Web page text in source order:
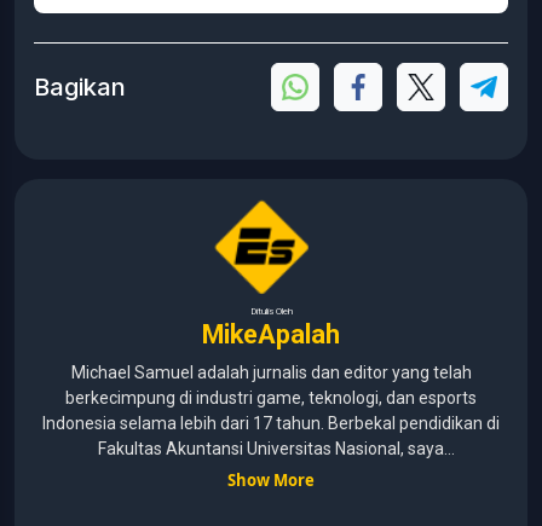
Bagikan
Ditulis Oleh
MikeApalah
Michael Samuel adalah jurnalis dan editor yang telah
berkecimpung di industri game, teknologi, dan esports
Indonesia selama lebih dari 17 tahun. Berbekal pendidikan di
Fakultas Akuntansi Universitas Nasional, saya
menggabungkan kemampuan analisis dengan pengalaman
Show More